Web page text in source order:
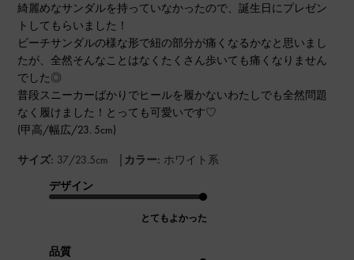
綺麗めなサンダルを持っていなかったので、誕生日にプレゼン
トしてもらいました！
ビーチサンダルの様な形で紐の部分が痛くなるかなと思いまし
たが、全然そんなことはなくたくさん歩いても痛くなりません
でした◎
普段スニーカーばかりでヒールを履かないわたしでも全然問題
なく履けました！とっても可愛いです♡
(甲高/幅広/23. 5cm)
サイズ: 37/23.5cm | カラー: ホワイト系
デザイン
とてもよかった
品質